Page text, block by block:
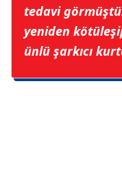
tedavi
yeniden
ünlü şarkıcı